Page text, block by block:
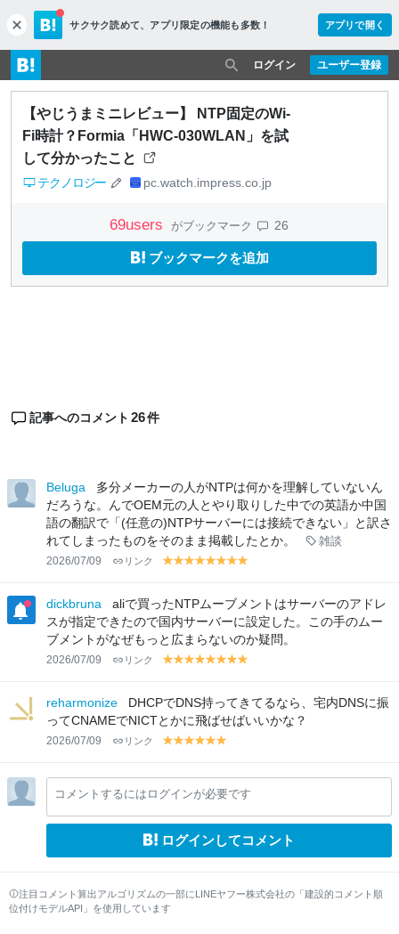
c
l
o
s
e
サクサク読めて、 アプリ限定の機能も多数！ アプリで開く
ユーザー登録
ログイン
【やじうまミニレビュー】 NTP固定のWi-
Fi時計？Formia「HWC-030WLAN」を試
して分かったこと
テクノロジー pc.watch.impress.co.jp
69users がブックマーク 26
ブックマークを追加
記事へのコメント 26件
Beluga
多分メーカーの人がNTPは何かを理解していないん
だろうな。んでOEM元の人とやり取りした中での英語か中国
語の翻訳で「(任意の)NTPサーバーには接続できない」と訳さ
れてしまったものをそのまま掲載したとか。
雑談
2026/07/09 リンク
y
lo
w
y
lo
w
y
lo
w
y
lo
w
y
lo
w
y
lo
w
y
lo
w
lo
w
dickbruna
aliで買ったNTPムーブメントはサーバーのアドレ
スが指定できたので国内サーバーに設定した。この手のムー
ブメントがなぜもっと広まらないのか疑問。
2026/07/09 リンク
y
lo
w
y
lo
w
y
lo
w
y
lo
w
y
lo
w
y
w
y
lo
w
lo
w
reharmonize
DHCPでDNS持ってきてるなら、宅内DNSに振
ってCNAMEでNICTとかに飛ばせばいいかな？
2026/07/09 リンク
y
lo
w
y
lo
w
y
lo
w
y
lo
w
y
lo
w
lo
w
コメントするにはログインが必要です
ログインしてコメント
注目コメント算出アルゴリズムの一部にLINEヤフー株式会社の「建設的コメント順
位付けモデルAPI」を使用しています